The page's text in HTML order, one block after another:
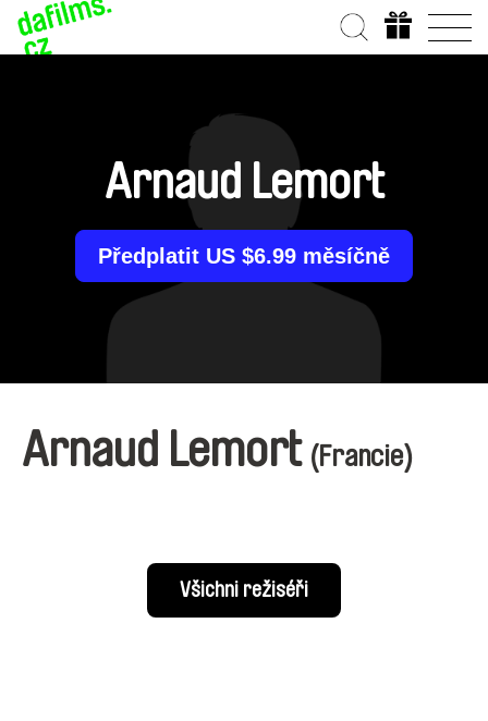
Arnaud Lemort
Předplatit US $6.99 měsíčně
Arnaud Lemort (Francie)
Všichni režiséři